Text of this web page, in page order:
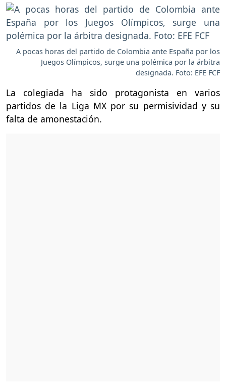
A pocas horas del partido de Colombia ante España por los
Juegos Olímpicos, surge una polémica por la árbitra
designada. Foto: EFE FCF
La colegiada ha sido protagonista en varios
partidos de la Liga MX por su permisividad y su
falta de amonestación.